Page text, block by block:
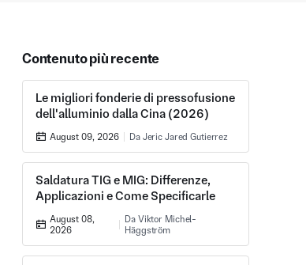
Contenuto più recente
Le migliori fonderie di pressofusione
dell'alluminio dalla Cina (2026)
August 09, 2026 Da Jeric Jared Gutierrez
Saldatura TIG e MIG: Differenze,
Applicazioni e Come Specificarle
August 08,
2026
Da Viktor Michel-
Häggström